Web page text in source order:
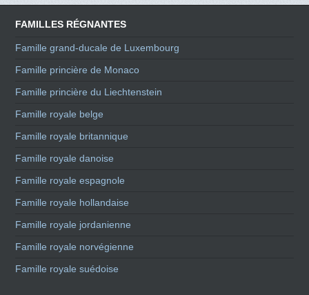
FAMILLES RÉGNANTES
Famille grand-ducale de Luxembourg
Famille princière de Monaco
Famille princière du Liechtenstein
Famille royale belge
Famille royale britannique
Famille royale danoise
Famille royale espagnole
Famille royale hollandaise
Famille royale jordanienne
Famille royale norvégienne
Famille royale suédoise